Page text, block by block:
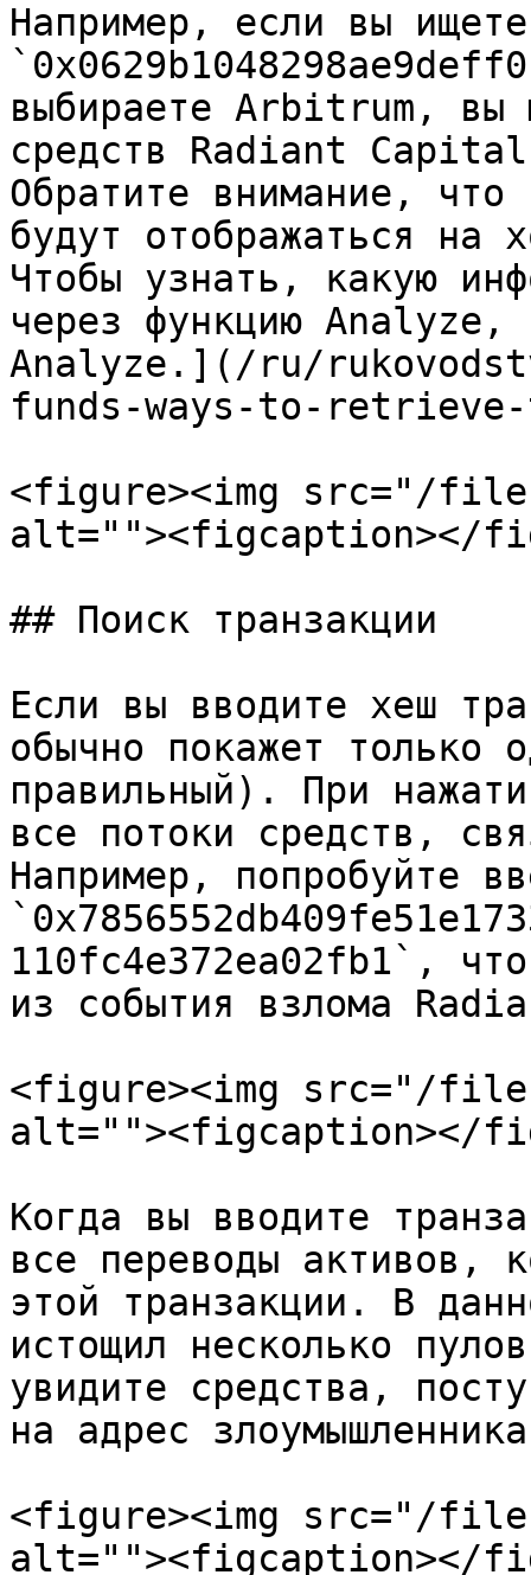
Например, если вы ищете
выбираете Arbitrum, вы
средств Radiant
Обратите внимание, что
будут отображаться на
Чтобы узнать, какую
через функцию
Analyze.](/ru/
funds-ways-to-
<figure><img src="/files/
alt=""><figcaption></
## Поиск транзакции
Если вы вводите хеш
обычно покажет только
правильный). При
все потоки средств,
Например, попробуйте
110fc4e372ea02fb1`,
из события взлома
<figure><img src="/files/
alt=""><figcaption></
Когда вы вводите
все переводы активов,
этой транзакции. В
истощил несколько
увидите средства,
на адрес
<figure><img src="/files/